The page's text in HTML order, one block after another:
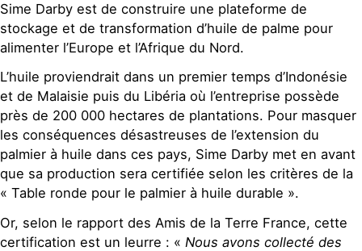
Sime Darby est de construire une plateforme de
stockage et de transformation d’huile de palme pour
alimenter l’Europe et l’Afrique du Nord.
L’huile proviendrait dans un premier temps d’Indonésie
et de Malaisie puis du Libéria où l’entreprise possède
près de 200 000 hectares de plantations. Pour masquer
les conséquences désastreuses de l’extension du
palmier à huile dans ces pays, Sime Darby met en avant
que sa production sera certifiée selon les critères de la
« Table ronde pour le palmier à huile durable ».
Or, selon le rapport des Amis de la Terre France, cette
certification est un leurre : « Nous avons collecté des